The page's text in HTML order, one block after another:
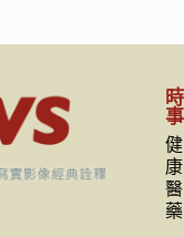
時
事
健
康
醫
藥